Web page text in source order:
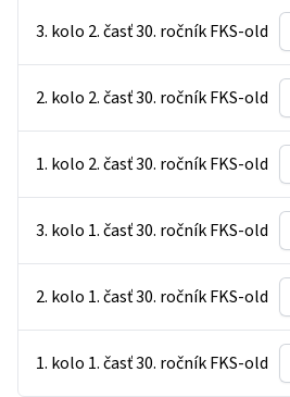
3. kolo 2. časť 30. ročník FKS-old
2. kolo 2. časť 30. ročník FKS-old
1. kolo 2. časť 30. ročník FKS-old
3. kolo 1. časť 30. ročník FKS-old
2. kolo 1. časť 30. ročník FKS-old
1. kolo 1. časť 30. ročník FKS-old